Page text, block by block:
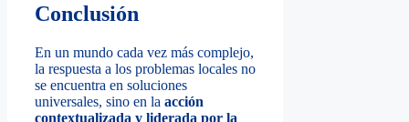
Conclusión
En un mundo cada vez más complejo,
la respuesta a los problemas locales no
se encuentra en soluciones
universales, sino en la acción
contextualizada y liderada por la